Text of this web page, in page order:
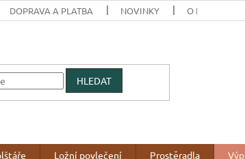
DOPRAVA A PLATBA NOVINKY O NÁS
HLEDAT
Ložní povlečení Prostěradla